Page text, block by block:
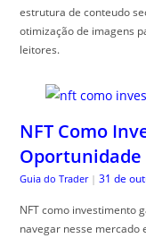
estrutura de conteudo
otimização de imagens
leitores.
NFT Como
Oportunidade
Guia do Trader | 31 de
NFT como investimento
navegar nesse mercado